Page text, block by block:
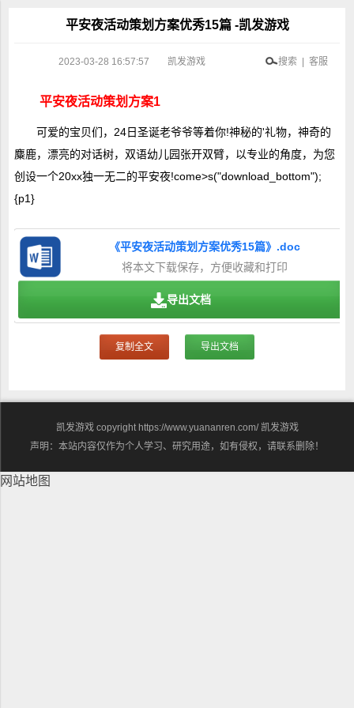
平安夜活动策划方案优秀15篇 -凯发游戏
2023-03-28 16:57:57 凯发游戏 搜索 | 客服
平安夜活动策划方案1
可爱的宝贝们，24日圣诞老爷爷等着你!神秘的'礼物，神奇的
麋鹿，漂亮的对话树，双语幼儿园张开双臂，以专业的角度，为您
创设一个20xx独一无二的平安夜!come>s("download_bottom");
{p1}
《平安夜活动策划方案优秀15篇》.doc
将本文下载保存，方便收藏和打印
导出文档
复制全文 导出文档
凯发游戏 copyright https://www.yuananren.com/ 凯发游戏
声明：本站内容仅作为个人学习、研究用途，如有侵权，请联系删除！
网站地图